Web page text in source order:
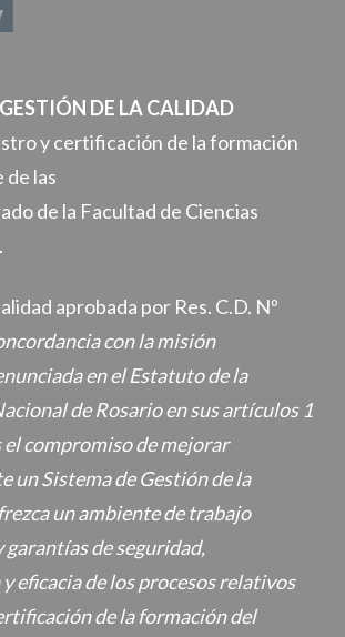
DE LA CALIDAD
y certificación de la formación
las
de la Facultad de Ciencias
aprobada por Res. C.D. Nº
con la misión
en el Estatuto de la
de Rosario en sus artículos 1
el compromiso de mejorar
un Sistema de Gestión de la
un ambiente de trabajo
de seguridad,
eficacia de los procesos relativos
de la formación del